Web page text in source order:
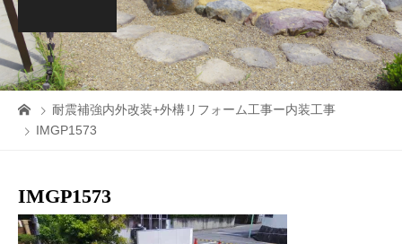
耐震補強内外改装+外構リフォーム工事ー内装工事
IMGP1573
IMGP1573